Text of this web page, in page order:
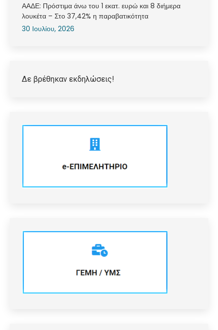
ΑΑΔΕ: Πρόστιμα άνω του 1 εκατ. ευρώ και 8 διήμερα
λουκέτα – Στο 37,42% η παραβατικότητα
30 Ιουλίου, 2026
Δε βρέθηκαν εκδηλώσεις!